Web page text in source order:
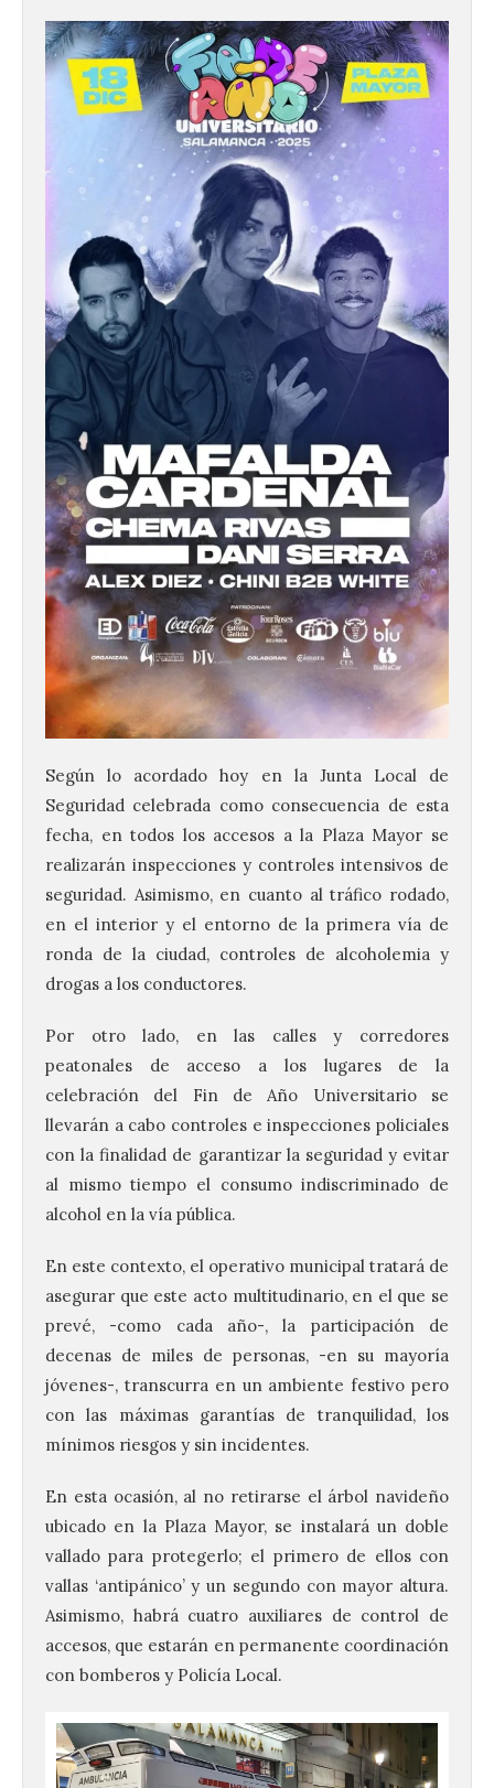
Según lo acordado hoy en la Junta Local de
Seguridad celebrada como consecuencia de esta
fecha, en todos los accesos a la Plaza Mayor se
realizarán inspecciones y controles intensivos de
seguridad. Asimismo, en cuanto al tráfico rodado,
en el interior y el entorno de la primera vía de
ronda de la ciudad, controles de alcoholemia y
drogas a los conductores.
Por otro lado, en las calles y corredores
peatonales de acceso a los lugares de la
celebración del Fin de Año Universitario se
llevarán a cabo controles e inspecciones policiales
con la finalidad de garantizar la seguridad y evitar
al mismo tiempo el consumo indiscriminado de
alcohol en la vía pública.
En este contexto, el operativo municipal tratará de
asegurar que este acto multitudinario, en el que se
prevé, -como cada año-, la participación de
decenas de miles de personas, -en su mayoría
jóvenes-, transcurra en un ambiente festivo pero
con las máximas garantías de tranquilidad, los
mínimos riesgos y sin incidentes.
En esta ocasión, al no retirarse el árbol navideño
ubicado en la Plaza Mayor, se instalará un doble
vallado para protegerlo; el primero de ellos con
vallas ‘antipánico’ y un segundo con mayor altura.
Asimismo, habrá cuatro auxiliares de control de
accesos, que estarán en permanente coordinación
con bomberos y Policía Local.